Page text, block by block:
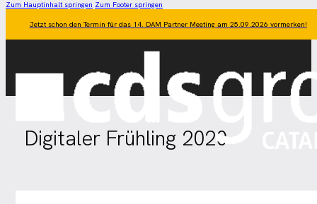
Zum Hauptinhalt springen Zum Footer springen
Jetzt schon den Termin für das 14. DAM Partner Meeting am 25.09.2026 vormerken!
Digitaler Frühling 2020